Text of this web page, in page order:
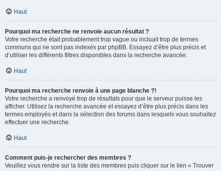
Haut
Pourquoi ma recherche ne renvoie aucun résultat ?
Votre recherche était probablement trop vague ou incluait trop de termes
communs qui ne sont pas indexés par phpBB. Essayez d’être plus précis et
d’utiliser les différents filtres disponibles dans la recherche avancée.
Haut
Pourquoi ma recherche renvoie à une page blanche ?!
Votre recherche a renvoyé trop de résultats pour que le serveur puisse les
afficher. Utilisez la recherche avancée et essayez d’être plus précis dans les
termes employés et dans la sélection des forums dans lesquels vous souhaitez
effectuer une recherche.
Haut
Comment puis-je rechercher des membres ?
Veuillez vous rendre sur la liste des membres puis cliquer sur le lien « Trouver